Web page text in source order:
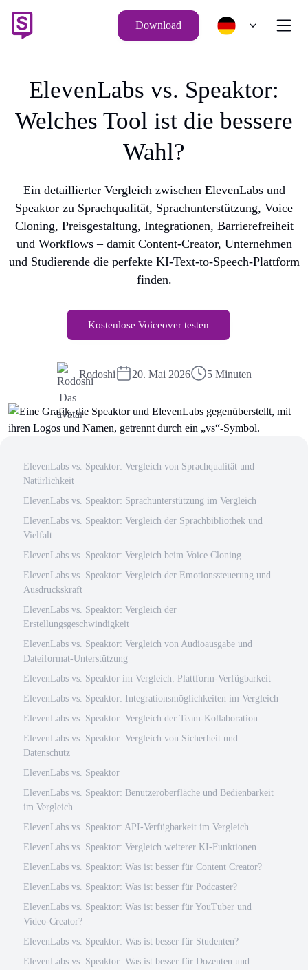
Download
ElevenLabs vs. Speaktor:
Welches Tool ist die bessere
Wahl?
Ein detaillierter Vergleich zwischen ElevenLabs und
Speaktor zu Sprachqualität, Sprachunterstützung, Voice
Cloning, Preisgestaltung, Integrationen, Barrierefreiheit
und Workflows – damit Content-Creator, Unternehmen
und Studierende die perfekte KI-Text-to-Speech-Plattform
finden.
Kostenlose Voiceover testen
Rodoshi 20. Mai 2026 5 Minuten
ElevenLabs vs. Speaktor: Vergleich von Sprachqualität und
Natürlichkeit
ElevenLabs vs. Speaktor: Sprachunterstützung im Vergleich
ElevenLabs vs. Speaktor: Vergleich der Sprachbibliothek und
Vielfalt
ElevenLabs vs. Speaktor: Vergleich beim Voice Cloning
ElevenLabs vs. Speaktor: Vergleich der Emotionssteuerung und
Ausdruckskraft
ElevenLabs vs. Speaktor: Vergleich der
Erstellungsgeschwindigkeit
ElevenLabs vs. Speaktor: Vergleich von Audioausgabe und
Dateiformat-Unterstützung
ElevenLabs vs. Speaktor im Vergleich: Plattform-Verfügbarkeit
ElevenLabs vs. Speaktor: Integrationsmöglichkeiten im Vergleich
ElevenLabs vs. Speaktor: Vergleich der Team-Kollaboration
ElevenLabs vs. Speaktor: Vergleich von Sicherheit und
Datenschutz
ElevenLabs vs. Speaktor
ElevenLabs vs. Speaktor: Benutzeroberfläche und Bedienbarkeit
im Vergleich
ElevenLabs vs. Speaktor: API-Verfügbarkeit im Vergleich
ElevenLabs vs. Speaktor: Vergleich weiterer KI-Funktionen
ElevenLabs vs. Speaktor: Was ist besser für Content Creator?
ElevenLabs vs. Speaktor: Was ist besser für Podcaster?
ElevenLabs vs. Speaktor: Was ist besser für YouTuber und
Video-Creator?
ElevenLabs vs. Speaktor: Was ist besser für Studenten?
ElevenLabs vs. Speaktor: Was ist besser für Dozenten und